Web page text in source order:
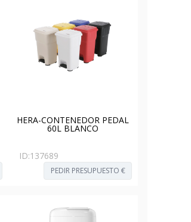
HERA-CONTENEDOR PEDAL
60L BLANCO
ID:137689
PEDIR PRESUPUESTO €